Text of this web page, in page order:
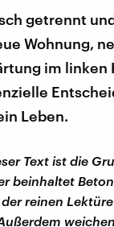
getrennt
Wohnung,
im linken
Leben.
Text ist die
beinhaltet
reinen